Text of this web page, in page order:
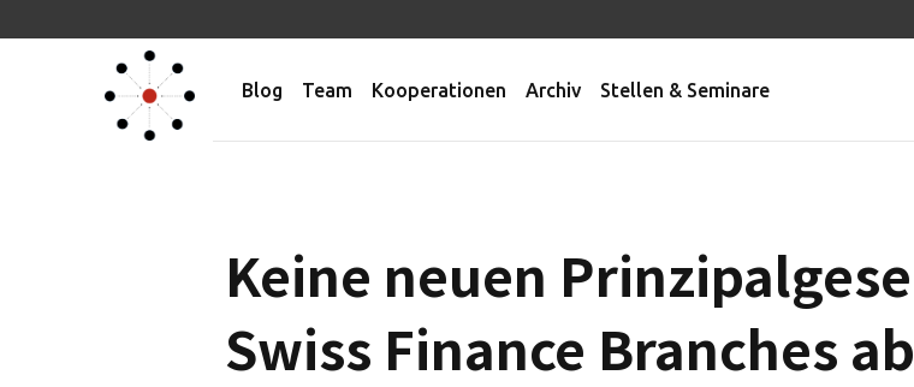
Blog Team Kooperationen Archiv Stellen & Seminare
Keine neuen
Swiss Finance Branches